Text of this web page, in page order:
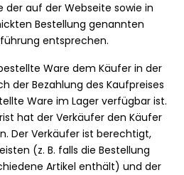
der auf der Webseite sowie in
Bestellung genannten
entsprechen.
Ware dem Käufer in der
der Bezahlung des Kaufpreises
Ware im Lager verfügbar ist.
hat der Verkäufer den Käufer
Der Verkäufer ist berechtigt,
(z. B. falls die Bestellung
Artikel enthält) und der